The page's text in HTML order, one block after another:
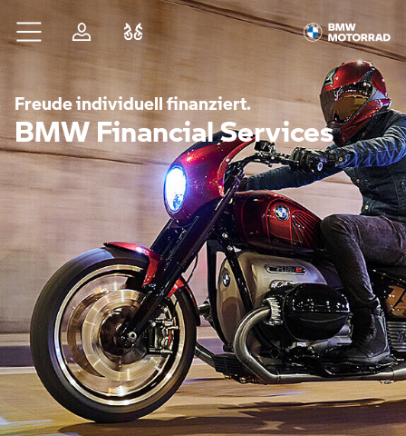
Zum Hauptinhalt springen
AnmeldenFahrzeugvergleich
Freude individuell finanziert.
BMW Financial Services